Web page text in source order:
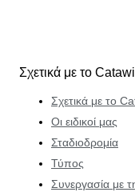
Σχετικά με το
Σχετικά με το
Οι ειδικοί μας
Σταδιοδρομία
Τύπος
Συνεργασία με